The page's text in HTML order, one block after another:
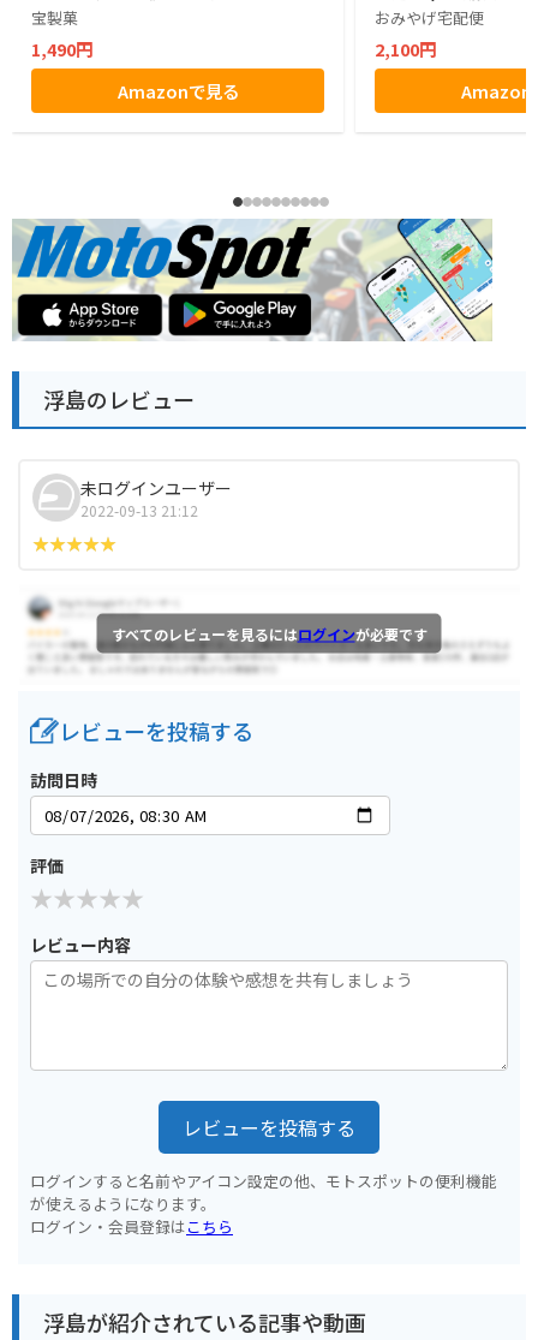
宝製菓
1,490円
Amazonで見る
おみやげ宅配便
2,100円
Amazon
浮島のレビュー
未ログインユーザー
2022-09-13 21:12
すべてのレビューを見るにはログインが必要です
レビューを投稿する
訪問日時
評価
レビュー内容
レビューを投稿する
ログインすると名前やアイコン設定の他、モトスポットの便利機能
が使えるようになります。
ログイン・会員登録はこちら
浮島が紹介されている記事や動画